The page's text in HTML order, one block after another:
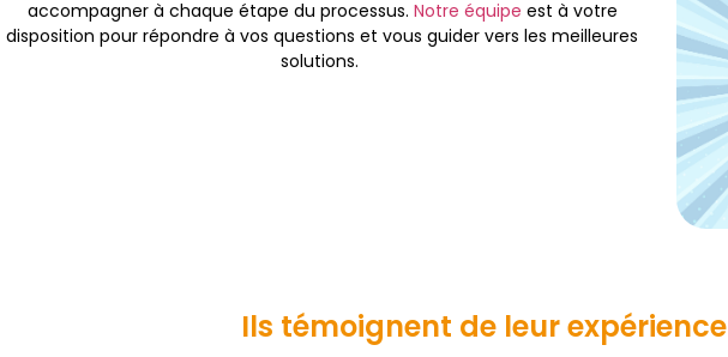
accompagner à chaque étape du processus. Notre équipe est à votre
disposition pour répondre à vos questions et vous guider vers les meilleures
solutions.
Ils témoignent de leur expérience